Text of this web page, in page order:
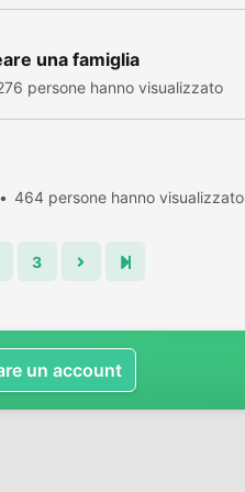
una famiglia
persone hanno visualizzato
464 persone hanno visualizzato
3
un account